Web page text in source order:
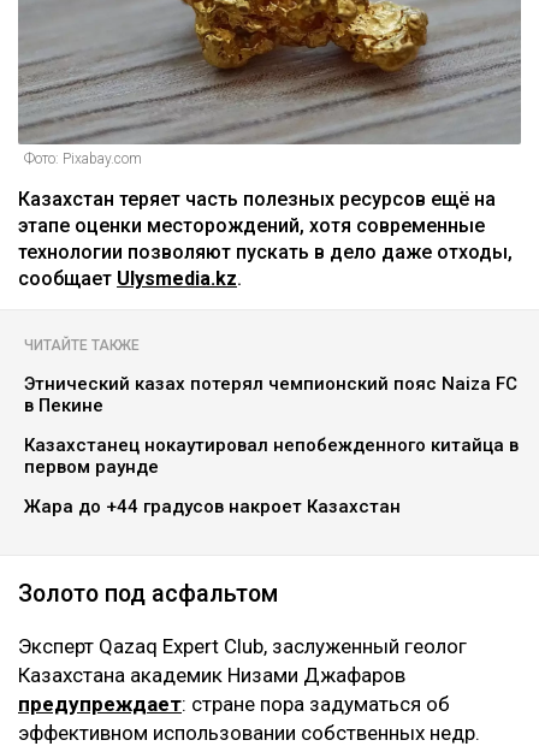
Фото: Pixabay.com
Казахстан теряет часть полезных ресурсов ещё на
этапе оценки месторождений, хотя современные
технологии позволяют пускать в дело даже отходы,
сообщает Ulysmedia.kz.
ЧИТАЙТЕ ТАКЖЕ
Этнический казах потерял чемпионский пояс Naiza FC
в Пекине
Казахстанец нокаутировал непобежденного китайца в
первом раунде
Жара до +44 градусов накроет Казахстан
Золото под асфальтом
Эксперт Qazaq Expert Club, заслуженный геолог
Казахстана академик Низами Джафаров
предупреждает: стране пора задуматься об
эффективном использовании собственных недр.